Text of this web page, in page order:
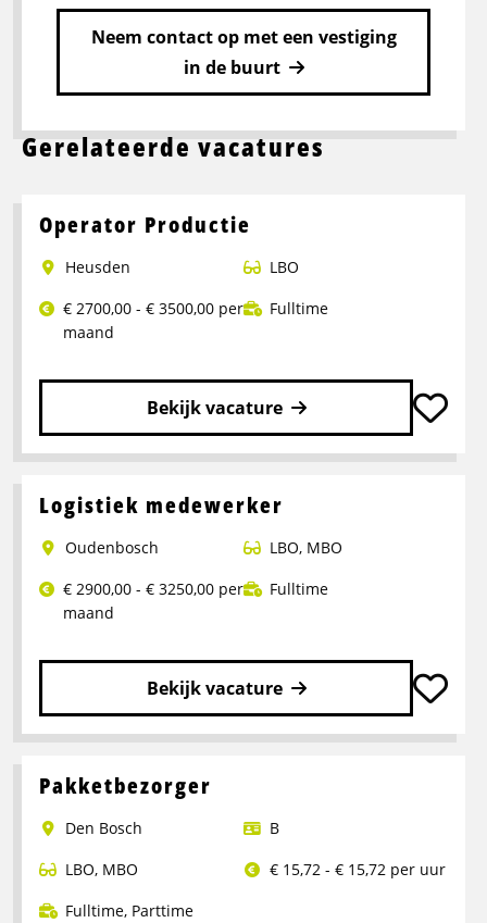
Neem contact op met een vestiging
in de buurt
Gerelateerde vacatures
Operator Productie
Heusden
LBO
€ 2700,00 - € 3500,00 per
maand
Fulltime
Bekijk vacature
Lees
over
Operator
Productie
Logistiek medewerker
Oudenbosch LBO, MBO
€ 2900,00 - € 3250,00 per
maand
Fulltime
Bekijk vacature
Lees
over
medewerker
Pakketbezorger
Den Bosch
B
LBO, MBO
€ 15,72 - € 15,72 per uur
Fulltime, Parttime